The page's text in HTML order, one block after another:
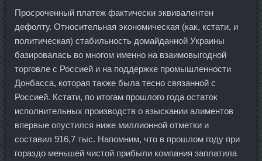
Просроченный платеж фактически эквивалентен
дефолту. Относительная экономическая (как, кстати, и
политическая) стабильность домайданной Украины
базировалась во многом именно на взаимовыгодной
торговле с Россией и на поддержке промышленности
Донбасса, которая также была тесно связанной с
Россией. Кстати, по итогам прошлого года остаток
исполнительных производств о взыскании алиментов
впервые опустился ниже миллионной отметки и
составил 916,7 тыс. Напомним, что в прошлом году при
гораздо меньшей чистой прибыли компания заплатила